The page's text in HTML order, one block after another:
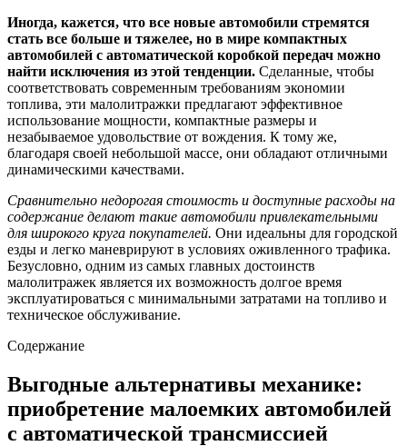
Иногда, кажется, что все новые автомобили стремятся
стать все больше и тяжелее, но в мире компактных
автомобилей с автоматической коробкой передач можно
найти исключения из этой тенденции. Сделанные, чтобы
соответствовать современным требованиям экономии
топлива, эти малолитражки предлагают эффективное
использование мощности, компактные размеры и
незабываемое удовольствие от вождения. К тому же,
благодаря своей небольшой массе, они обладают отличными
динамическими качествами.
Сравнительно недорогая стоимость и доступные расходы на
содержание делают такие автомобили привлекательными
для широкого круга покупателей. Они идеальны для городской
езды и легко маневрируют в условиях оживленного трафика.
Безусловно, одним из самых главных достоинств
малолитражек является их возможность долгое время
эксплуатироваться с минимальными затратами на топливо и
техническое обслуживание.
Содержание
Выгодные альтернативы механике:
приобретение малоемких автомобилей
с автоматической трансмиссией